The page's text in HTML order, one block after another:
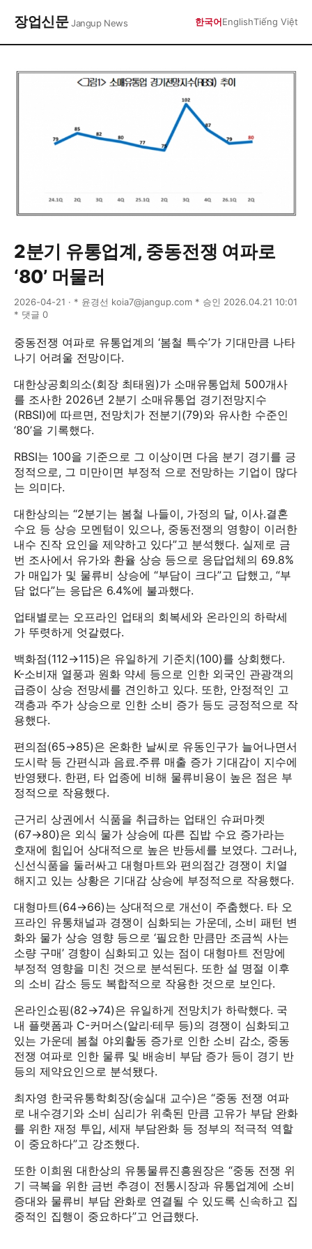
장업신문Jangup News 한국어EnglishTiếng Việt
2분기 유통업계, 중동전쟁 여파로
‘80’ 머물러
2026-04-21 · * 윤경선 koia7@jangup.com * 승인 2026.04.21 10:01
* 댓글 0
중동전쟁 여파로 유통업계의 ‘봄철 특수’가 기대만큼 나타
나기 어려울 전망이다.
대한상공회의소(회장 최태원)가 소매유통업체 500개사
를 조사한 2026년 2분기 소매유통업 경기전망지수
(RBSI)에 따르면, 전망치가 전분기(79)와 유사한 수준인
‘80’을 기록했다.
RBSI는 100을 기준으로 그 이상이면 다음 분기 경기를 긍
정적으로, 그 미만이면 부정적 으로 전망하는 기업이 많다
는 의미다.
대한상의는 “2분기는 봄철 나들이, 가정의 달, 이사․결혼
수요 등 상승 모멘텀이 있으나, 중동전쟁의 영향이 이러한
내수 진작 요인을 제약하고 있다”고 분석했다. 실제로 금
번 조사에서 유가와 환율 상승 등으로 응답업체의 69.8%
가 매입가 및 물류비 상승에 “부담이 크다”고 답했고, “부
담 없다”는 응답은 6.4%에 불과했다.
업태별로는 오프라인 업태의 회복세와 온라인의 하락세
가 뚜렷하게 엇갈렸다.
백화점(112→115)은 유일하게 기준치(100)를 상회했다.
K-소비재 열풍과 원화 약세 등으로 인한 외국인 관광객의
급증이 상승 전망세를 견인하고 있다. 또한, 안정적인 고
객층과 주가 상승으로 인한 소비 증가 등도 긍정적으로 작
용했다.
편의점(65→85)은 온화한 날씨로 유동인구가 늘어나면서
도시락 등 간편식과 음료․주류 매출 증가 기대감이 지수에
반영됐다. 한편, 타 업종에 비해 물류비용이 높은 점은 부
정적으로 작용했다.
근거리 상권에서 식품을 취급하는 업태인 슈퍼마켓
(67→80)은 외식 물가 상승에 따른 집밥 수요 증가라는
호재에 힘입어 상대적으로 높은 반등세를 보였다. 그러나,
신선식품을 둘러싸고 대형마트와 편의점간 경쟁이 치열
해지고 있는 상황은 기대감 상승에 부정적으로 작용했다.
대형마트(64→66)는 상대적으로 개선이 주춤했다. 타 오
프라인 유통채널과 경쟁이 심화되는 가운데, 소비 패턴 변
화와 물가 상승 영향 등으로 ‘필요한 만큼만 조금씩 사는
소량 구매’ 경향이 심화되고 있는 점이 대형마트 전망에
부정적 영향을 미친 것으로 분석된다. 또한 설 명절 이후
의 소비 감소 등도 복합적으로 작용한 것으로 보인다.
온라인쇼핑(82→74)은 유일하게 전망치가 하락했다. 국
내 플랫폼과 C-커머스(알리·테무 등)의 경쟁이 심화되고
있는 가운데 봄철 야외활동 증가로 인한 소비 감소, 중동
전쟁 여파로 인한 물류 및 배송비 부담 증가 등이 경기 반
등의 제약요인으로 분석됐다.
최자영 한국유통학회장(숭실대 교수)은 “중동 전쟁 여파
로 내수경기와 소비 심리가 위축된 만큼 고유가 부담 완화
를 위한 재정 투입, 세재 부담완화 등 정부의 적극적 역할
이 중요하다”고 강조했다.
또한 이희원 대한상의 유통물류진흥원장은 “중동 전쟁 위
기 극복을 위한 금번 추경이 전통시장과 유통업계에 소비
증대와 물류비 부담 완화로 연결될 수 있도록 신속하고 집
중적인 집행이 중요하다”고 언급했다.